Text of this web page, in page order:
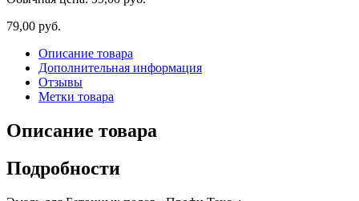
79,00 руб.
Описание товара
Дополнительная информация
Отзывы
Метки товара
Описание товара
Подробности